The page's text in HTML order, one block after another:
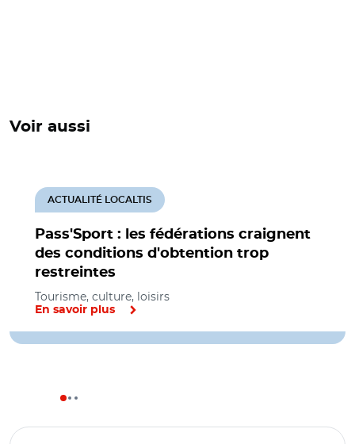
Voir aussi
Pass'Sport : les fédérations craignent
des conditions d'obtention trop
restreintes
ACTUALITÉ LOCALTIS
Tourisme, culture, loisirs
En savoir plus